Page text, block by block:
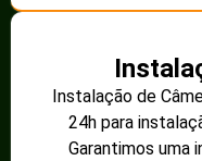
Instalação de
24h para
Garantimos uma